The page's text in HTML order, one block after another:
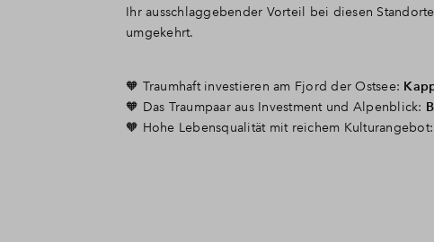
Ihr ausschlaggebender Vorteil bei diesen
umgekehrt.
🧡 Traumhaft investieren am Fjord der Ostsee:
🧡 Das Traumpaar aus Investment und Alpenblick:
🧡 Hohe Lebensqualität mit reichem